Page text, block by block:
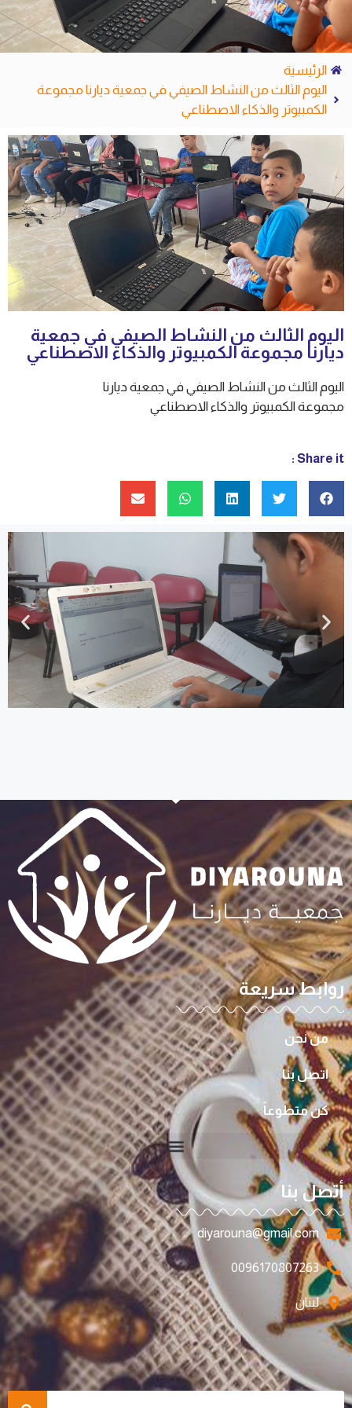
الرئيسية
اليوم الثالث من النشاط الصيفي في جمعية ديارنا مجموعة
الكمبيوتر والذكاء الاصطناعي
اليوم الثالث من النشاط الصيفي في جمعية
ديارنا مجموعة الكمبيوتر والذكاء الاصطناعي
اليوم الثالث من النشاط الصيفي في جمعية ديارنا
مجموعة الكمبيوتر والذكاء الاصطناعي
Share it :
روابط سريعة
من نحن
اتصل بنا
كن متطوعاً
أتصل بنا
diyarouna@gmail.com
0096170807263
لبنان